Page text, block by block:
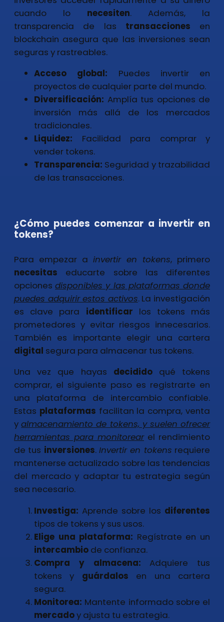
cuando lo necesiten. Además, la
transparencia de las transacciones en
blockchain asegura que las inversiones sean
seguras y rastreables.
Acceso global: Puedes invertir en
proyectos de cualquier parte del mundo.
Diversificación: Amplía tus opciones de
inversión más allá de los mercados
tradicionales.
Liquidez: Facilidad para comprar y
vender tokens.
Transparencia: Seguridad y trazabilidad
de las transacciones.
¿Cómo puedes comenzar a invertir en
tokens?
Para empezar a invertir en tokens, primero
necesitas educarte sobre las diferentes
opcionesdisponibles y las plataformas donde
puedes adquirir estos activos. La investigación
es clave para identificar los tokens más
prometedores y evitar riesgos innecesarios.
También es importante elegir una cartera
digital segura para almacenar tus tokens.
Una vez que hayas decididoqué tokens
comprar, el siguiente paso es registrarte en
una plataforma de intercambio confiable.
Estas plataformas facilitan la compra, venta
yalmacenamiento de tokens, y suelen ofrecer
herramientas para monitorearel rendimiento
de tus inversiones.Invertir en tokens requiere
mantenerse actualizado sobre las tendencias
del mercado y adaptar tu estrategia según
sea necesario.
Investiga: Aprende sobre los diferentes
tipos de tokens y sus usos.
Elige una plataforma: Regístrate en un
intercambio de confianza.
Compra y almacena: Adquiere tus
tokens y guárdalos en una cartera
segura.
Monitorea: Mantente informado sobre el
mercadoy ajusta tu estrategia.